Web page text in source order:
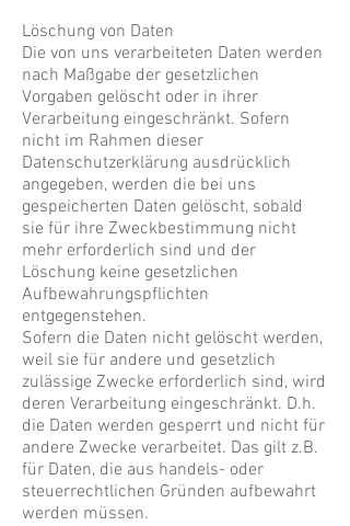
Löschung von Daten
Die von uns verarbeiteten Daten werden
nach Maßgabe der gesetzlichen
Vorgaben gelöscht oder in ihrer
Verarbeitung eingeschränkt. Sofern
nicht im Rahmen dieser
Datenschutzerklärung ausdrücklich
angegeben, werden die bei uns
gespeicherten Daten gelöscht, sobald
sie für ihre Zweckbestimmung nicht
mehr erforderlich sind und der
Löschung keine gesetzlichen
Aufbewahrungspflichten
entgegenstehen.
Sofern die Daten nicht gelöscht werden,
weil sie für andere und gesetzlich
zulässige Zwecke erforderlich sind, wird
deren Verarbeitung eingeschränkt. D.h.
die Daten werden gesperrt und nicht für
andere Zwecke verarbeitet. Das gilt z.B.
für Daten, die aus handels- oder
steuerrechtlichen Gründen aufbewahrt
werden müssen.